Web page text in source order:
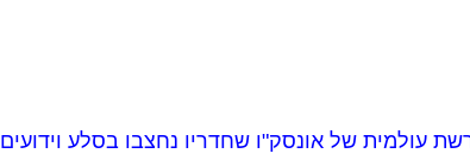
עולמית של אונסק"ו שחדריו נחצבו בסלע וידועים